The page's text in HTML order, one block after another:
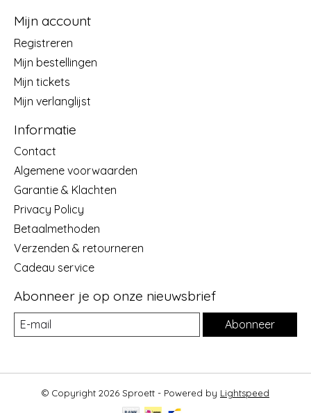
Mijn account
Registreren
Mijn bestellingen
Mijn tickets
Mijn verlanglijst
Informatie
Contact
Algemene voorwaarden
Garantie & Klachten
Privacy Policy
Betaalmethoden
Verzenden & retourneren
Cadeau service
Abonneer je op onze nieuwsbrief
Abonneer
© Copyright 2026 Sproett - Powered by Lightspeed